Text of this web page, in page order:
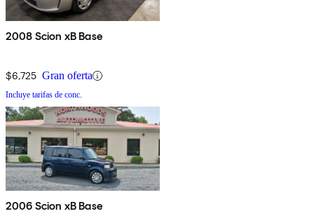
2008 Scion xB Base
$6,725 Gran oferta
Incluye tarifas de conc.
2006 Scion xB Base